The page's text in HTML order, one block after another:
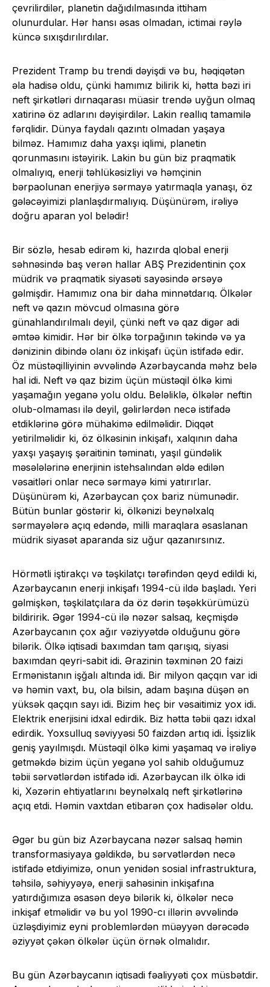
çevrilirdilər, planetin dağıdılmasında ittiham
olunurdular. Hər hansı əsas olmadan, ictimai rəylə
küncə sıxışdırılırdılar.
Prezident Tramp bu trendi dəyişdi və bu, həqiqətən
əla hadisə oldu, çünki hamımız bilirik ki, hətta bəzi iri
neft şirkətləri dırnaqarası müasir trendə uyğun olmaq
xatirinə öz adlarını dəyişirdilər. Lakin reallıq tamamilə
fərqlidir. Dünya faydalı qazıntı olmadan yaşaya
bilməz. Hamımız daha yaxşı iqlimi, planetin
qorunmasını istəyirik. Lakin bu gün biz praqmatik
olmalıyıq, enerji təhlükəsizliyi və həmçinin
bərpaolunan enerjiyə sərmayə yatırmaqla yanaşı, öz
gələcəyimizi planlaşdırmalıyıq. Düşünürəm, irəliyə
doğru aparan yol belədir!
Bir sözlə, hesab edirəm ki, hazırda qlobal enerji
səhnəsində baş verən hallar ABŞ Prezidentinin çox
müdrik və praqmatik siyasəti sayəsində ərsəyə
gəlmişdir. Hamımız ona bir daha minnətdarıq. Ölkələr
neft və qazın mövcud olmasına görə
günahlandırılmalı deyil, çünki neft və qaz digər adi
əmtəə kimidir. Hər bir ölkə torpağının təkində və ya
dənizinin dibində olanı öz inkişafı üçün istifadə edir.
Öz müstəqilliyinin əvvəlində Azərbaycanda məhz belə
hal idi. Neft və qaz bizim üçün müstəqil ölkə kimi
yaşamağın yeganə yolu oldu. Beləliklə, ölkələr neftin
olub-olmaması ilə deyil, gəlirlərdən necə istifadə
etdiklərinə görə mühakimə edilməlidir. Diqqət
yetirilməlidir ki, öz ölkəsinin inkişafı, xalqının daha
yaxşı yaşayış şəraitinin təminatı, yaşıl gündəlik
məsələlərinə enerjinin istehsalından əldə edilən
vəsaitləri onlar necə sərmayə kimi yatırırlar.
Düşünürəm ki, Azərbaycan çox bariz nümunədir.
Bütün bunlar göstərir ki, ölkənizi beynəlxalq
sərmayələrə açıq edəndə, milli maraqlara əsaslanan
müdrik siyasət aparanda siz uğur qazanırsınız.
Hörmətli iştirakçı və təşkilatçı tərəfindən qeyd edildi ki,
Azərbaycanın enerji inkişafı 1994-cü ildə başladı. Yeri
gəlmişkən, təşkilatçılara da öz dərin təşəkkürümüzü
bildiririk. Əgər 1994-cü ilə nəzər salsaq, keçmişdə
Azərbaycanın çox ağır vəziyyətdə olduğunu görə
bilərik. Ölkə iqtisadi baxımdan tam qarışıq, siyasi
baxımdan qeyri-sabit idi. Ərazinin təxminən 20 faizi
Ermənistanın işğalı altında idi. Bir milyon qaçqın var idi
və həmin vaxt, bu, ola bilsin, adam başına düşən ən
yüksək qaçqın sayı idi. Bizim heç bir vəsaitimiz yox idi.
Elektrik enerjisini idxal edirdik. Biz hətta təbii qazı idxal
edirdik. Yoxsulluq səviyyəsi 50 faizdən artıq idi. İşsizlik
geniş yayılmışdı. Müstəqil ölkə kimi yaşamaq və irəliyə
getməkdə bizim üçün yeganə yol sahib olduğumuz
təbii sərvətlərdən istifadə idi. Azərbaycan ilk ölkə idi
ki, Xəzərin ehtiyatlarını beynəlxalq neft şirkətlərinə
açıq etdi. Həmin vaxtdan etibarən çox hadisələr oldu.
Əgər bu gün biz Azərbaycana nəzər salsaq həmin
transformasiyaya gəldikdə, bu sərvətlərdən necə
istifadə etdiyimizə, onun yenidən sosial infrastruktura,
təhsilə, səhiyyəyə, enerji sahəsinin inkişafına
yatırdığımıza əsasən deyə bilərik ki, ölkələr necə
inkişaf etməlidir və bu yol 1990-cı illərin əvvəlində
üzləşdiyimiz eyni problemlərdən müəyyən dərəcədə
əziyyət çəkən ölkələr üçün örnək olmalıdır.
Bu gün Azərbaycanın iqtisadi fəaliyyəti çox müsbətdir.